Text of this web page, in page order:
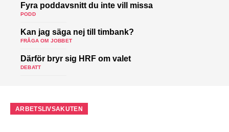
Fyra poddavsnitt du inte vill missa
PODD
Kan jag säga nej till timbank?
FRÅGA OM JOBBET
Därför bryr sig HRF om valet
DEBATT
ARBETSLIVSAKUTEN